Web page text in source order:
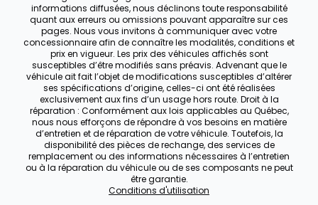
informations diffusées, nous déclinons toute responsabilité
quant aux erreurs ou omissions pouvant apparaître sur ces
pages. Nous vous invitons à communiquer avec votre
concessionnaire afin de connaître les modalités, conditions et
prix en vigueur. Les prix des véhicules affichés sont
susceptibles d’être modifiés sans préavis. Advenant que le
véhicule ait fait l’objet de modifications susceptibles d’altérer
ses spécifications d’origine, celles-ci ont été réalisées
exclusivement aux fins d’un usage hors route. Droit à la
réparation : Conformément aux lois applicables au Québec,
nous nous efforçons de répondre à vos besoins en matière
d’entretien et de réparation de votre véhicule. Toutefois, la
disponibilité des pièces de rechange, des services de
remplacement ou des informations nécessaires à l’entretien
ou à la réparation du véhicule ou de ses composants ne peut
être garantie.
Conditions d'utilisation